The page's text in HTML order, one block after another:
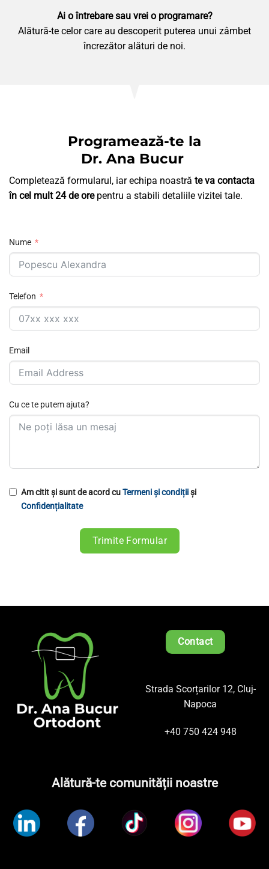
Ai o întrebare sau vrei o programare?
Alătură-te celor care au descoperit puterea unui zâmbet
încrezător alături de noi.
Programează-te la
Dr. Ana Bucur
Completează formularul, iar echipa noastră te va contacta
în cel mult 24 de orepentru a stabili detaliile vizitei tale.
Nume
Telefon
Email
Cu ce te putem ajuta?
Am citit și sunt de acord cuTermeni și condițiiși
Confidențialitate
Trimite Formular
Contact
Strada Scorțarilor 12, Cluj-
Napoca
+40 750 424 948
Alătură-te comunității noastre